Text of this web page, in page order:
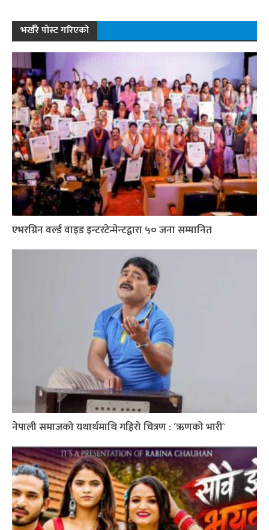
भर्खरै पोस्ट गरिएको
एभरग्रिन वर्ल्ड वाइड इन्टरटेन्मेन्टद्वारा ५० जना सम्मानित
नेपाली समाजको यथार्थमाथि गहिरो चित्रण : ´ऋणको भारी`